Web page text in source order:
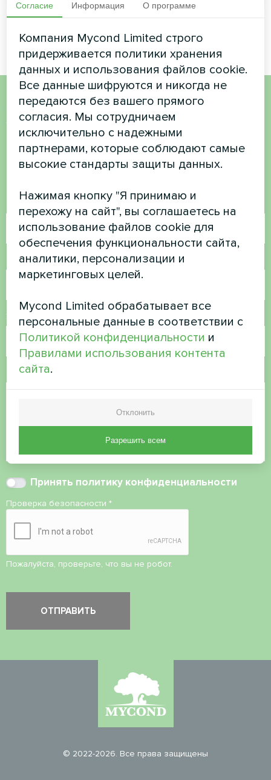
Хотите купить или у вас
есть вопросы?
Свяжитесь с нами, и мы поможем вам
Номер телефона
Электронная почта
Комментарий
Принять политику конфиденциальности
Проверка безопасности *
Пожалуйста, проверьте, что вы не робот.
© 2022-2026. Все права защищены
Согласие Информация О программе
Компания Mycond Limited строго
придерживается политики хранения
данных и использования файлов cookie.
Все данные шифруются и никогда не
передаются без вашего прямого
согласия. Мы сотрудничаем
исключительно с надежными
партнерами, которые соблюдают самые
высокие стандарты защиты данных.
Нажимая кнопку "Я принимаю и
перехожу на сайт", вы соглашаетесь на
использование файлов cookie для
обеспечения функциональности сайта,
аналитики, персонализации и
маркетинговых целей.
Mycond Limited обрабатывает все
персональные данные в соответствии с
Политикой конфиденциальности и
Правилами использования контента
сайта.
Отклонить
Разрешить всем